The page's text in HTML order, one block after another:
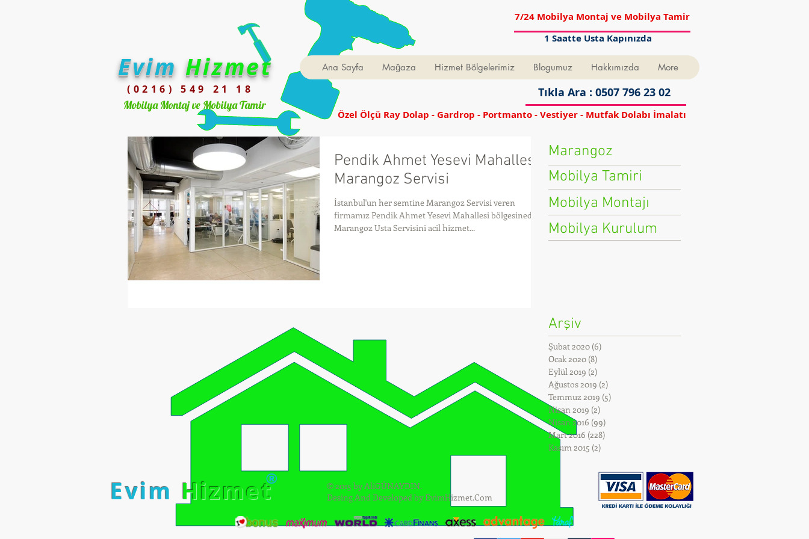
EvimHizmet
(0216) 549 21 18
Mobilya Montaj ve Mobilya Tamir
7/24 Mobilya Montaj ve Mobilya Tamir
1 Saatte Usta Kapınızda
Ana Sayfa Mağaza Hizmet Bölgelerimiz Blogumuz Hakkımızda More
Tıkla Ara : 0507 796 23 02
Özel Ölçü Ray Dolap - Gardrop - Portmanto - Vestiyer - Mutfak Dolabı İmalatı
Pendik Ahmet Yesevi Mahallesi
Marangoz Servisi
İstanbul'un her semtine Marangoz Servisi veren
firmamız Pendik Ahmet Yesevi Mahallesi bölgesinede
Marangoz Usta Servisini acil hizmet...
Marangoz
Mobilya Tamiri
Mobilya Montajı
Mobilya Kurulum
Arşiv
Şubat 2020 (6)
Ocak 2020 (8)
Eylül 2019 (2)
Ağustos 2019 (2)
Temmuz 2019 (5)
Nisan 2019 (2)
Nisan 2016 (99)
Mart 2016 (228)
Kasım 2015 (2)
®
Evim Hizmet
© 2015 by AliGÜNAYDIN.
Desing And Developed byEvimHizmet.Com